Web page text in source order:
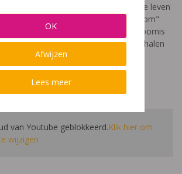
gemaakt die toont hoe het is om te leven
De film met als titel: "Ik heet niet dom"
tonen dat de impact van een leerstoornis
wat je ziet in de klas. Je hoort verhalen
en ouders.
van Youtube geblokkeerd.Klik hier om
wijzigen
OK
Afwijzen
Lees meer